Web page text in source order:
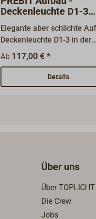
Deckenleuchte D1-3
Main/Secondary
Elegante aber schlichte
Deckenleuchte D1-3 in der
Main/Seconday -
Konfiguration.Hier kann die
Beleuchtung auch zentral
Gruppe gesteuert werden.
Licht und über den
Softtaster stufenlos
Die "Secondary"- Leuchten
können auch einzeln
werden, sind dann aber
Ab 117,00 € *
Details
Über uns
Über TOPLICHT
Die Crew
Jobs